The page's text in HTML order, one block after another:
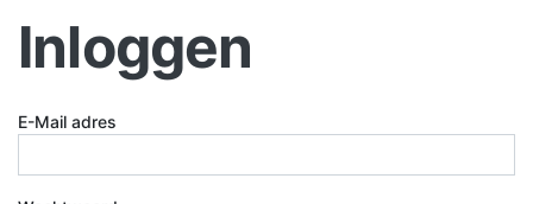
Inloggen
E-Mail adres